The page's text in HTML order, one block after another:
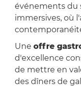
événements du
immersives, où
Une offre
d'excellence
de mettre en
des dîners de